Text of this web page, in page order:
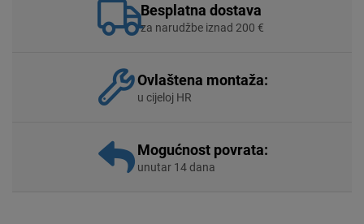
Besplatna dostava
za narudžbe iznad 200 €
Ovlaštena montaža:
u cijeloj HR
Mogućnost povrata:
unutar 14 dana